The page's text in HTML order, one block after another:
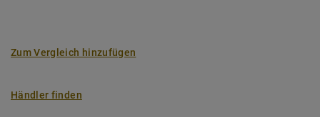
Zum Vergleich hinzufügen
Händler finden